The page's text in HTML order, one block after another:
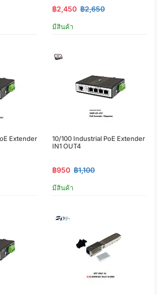
฿2,450 ฿2,650
มีสินค้า
Extender
10/100 Industrial PoE Extender
IN1 OUT4
฿950 ฿1,100
มีสินค้า